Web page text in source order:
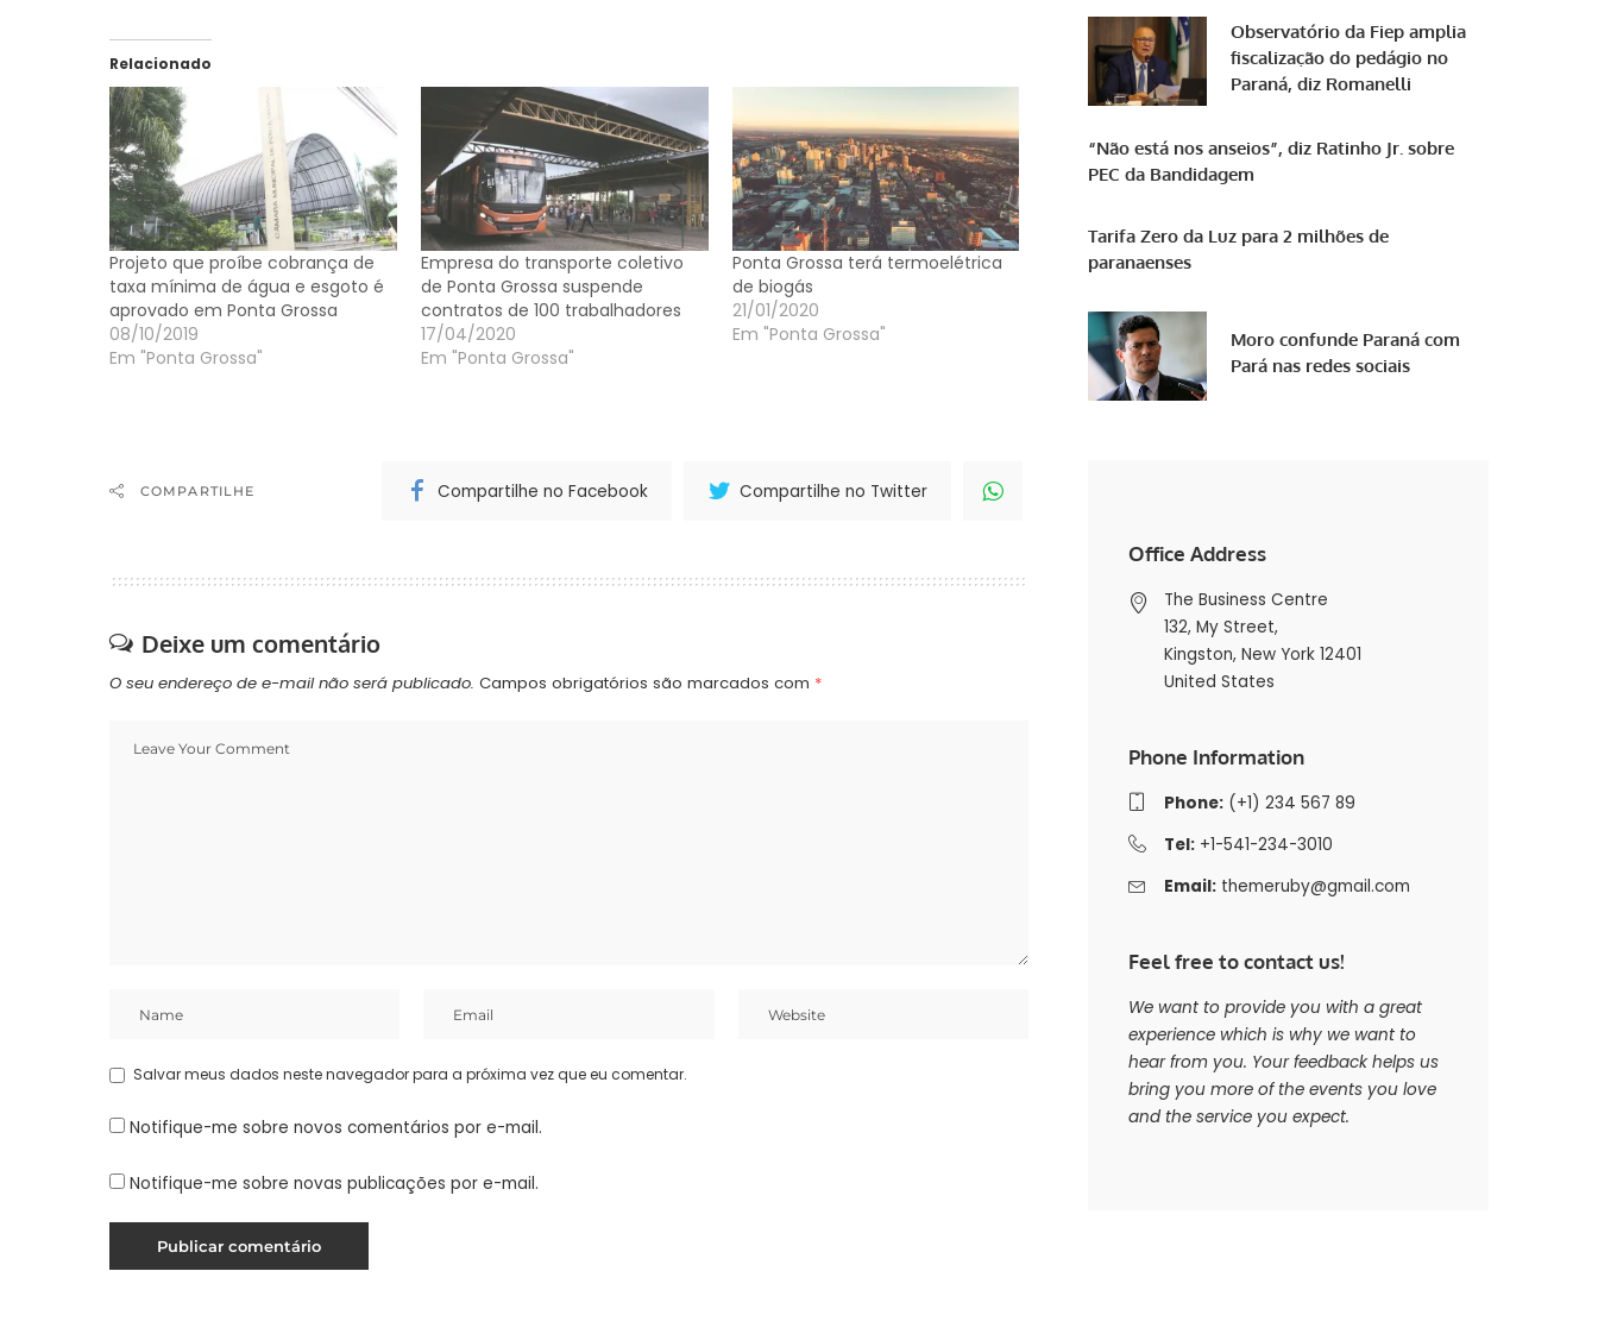
Relacionado
Projeto que proíbe cobrança de
taxa mínima de água e esgoto é
aprovado em Ponta Grossa
08/10/2019
Em "Ponta Grossa"
Empresa do transporte coletivo
de Ponta Grossa suspende
contratos de 100 trabalhadores
17/04/2020
Em "Ponta Grossa"
Ponta Grossa terá termoelétrica
de biogás
21/01/2020
Em "Ponta Grossa"
COMPARTILHE Compartilhe no Facebook Compartilhe no Twitter
Deixe um comentário
O seu endereço de e-mail não será publicado. Campos obrigatórios são marcados com *
Salvar meus dados neste navegador para a próxima vez que eu comentar.
Notifique-me sobre novos comentários por e-mail.
Notifique-me sobre novas publicações por e-mail.
Observatório da Fiep amplia
fiscalização do pedágio no
Paraná, diz Romanelli
“Não está nos anseios”, diz Ratinho Jr. sobre
PEC da Bandidagem
Tarifa Zero da Luz para 2 milhões de
paranaenses
Moro confunde Paraná com
Pará nas redes sociais
Office Address
The Business Centre
132, My Street,
Kingston, New York 12401
United States
Phone Information
Phone:(+1) 234 567 89
Tel:+1-541-234-3010
Email: themeruby@gmail.com
Feel free to contact us!
We want to provide you with a great
experience which is why we want to
hear from you. Your feedback helps us
bring you more of the events you love
and the service you expect.